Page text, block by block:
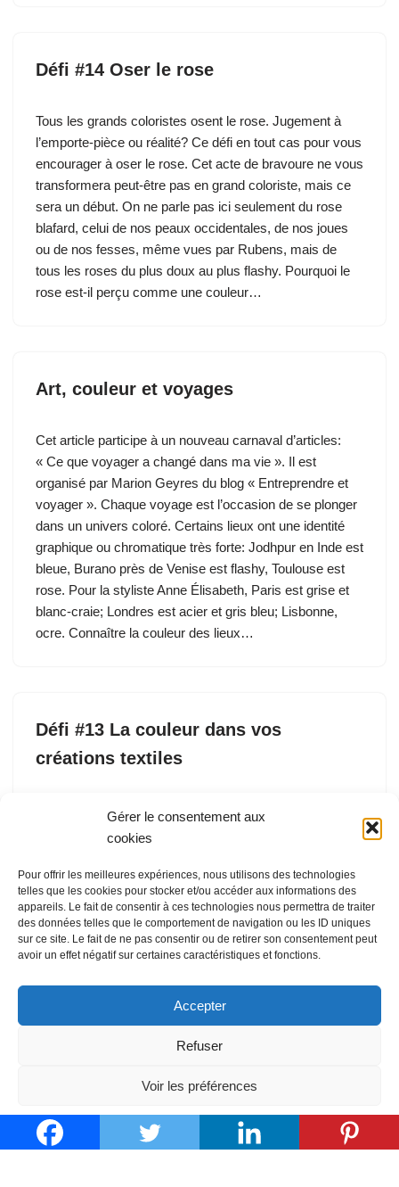
Gérer le consentement aux
cookies
Pour offrir les meilleures expériences, nous utilisons des technologies
telles que les cookies pour stocker et/ou accéder aux informations des
appareils. Le fait de consentir à ces technologies nous permettra de traiter
des données telles que le comportement de navigation ou les ID uniques
sur ce site. Le fait de ne pas consentir ou de retirer son consentement peut
avoir un effet négatif sur certaines caractéristiques et fonctions.
Accepter
Refuser
Voir les préférences
Politique de cookies
Défi #14 Oser le rose
Tous les grands coloristes osent le rose. Jugement à
l’emporte-pièce ou réalité? Ce défi en tout cas pour vous
encourager à oser le rose. Cet acte de bravoure ne vous
transformera peut-être pas en grand coloriste, mais ce
sera un début. On ne parle pas ici seulement du rose
blafard, celui de nos peaux occidentales, de nos joues
ou de nos fesses, même vues par Rubens, mais de
tous les roses du plus doux au plus flashy. Pourquoi le
rose est-il perçu comme une couleur…
Art, couleur et voyages
Cet article participe à un nouveau carnaval d’articles:
« Ce que voyager a changé dans ma vie ». Il est
organisé par Marion Geyres du blog « Entreprendre et
voyager ». Chaque voyage est l’occasion de se plonger
dans un univers coloré. Certains lieux ont une identité
graphique ou chromatique très forte: Jodhpur en Inde est
bleue, Burano près de Venise est flashy, Toulouse est
rose. Pour la styliste Anne Élisabeth, Paris est grise et
blanc-craie; Londres est acier et gris bleu; Lisbonne,
ocre. Connaître la couleur des lieux…
Défi #13 La couleur dans vos
créations textiles
Cette semaine, le défi consiste à mettre de la couleur
dans vos créations textiles. Il s’agit d’un article invité sur
invite à le lire ici. N’hésitez pas à le commenter sur son
blog.
3 4